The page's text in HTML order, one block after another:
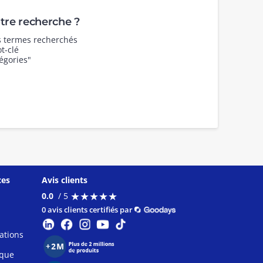
recherche ?
recherchés
clé
Avis clients
0.0 / 5 ★★★★★
★★★★★
0 avis clients certifiés par